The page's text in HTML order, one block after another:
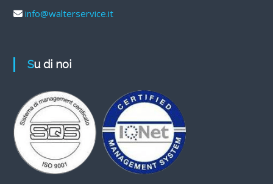
info@walterservice.it
Su di noi